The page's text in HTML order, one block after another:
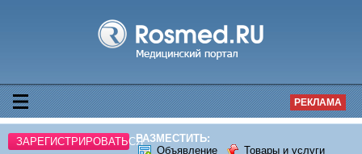
РЕКЛАМА
ЗАРЕГИСТРИРОВАТЬСЯРАЗМЕСТИТЬ:
Объявление
Товары и услуги